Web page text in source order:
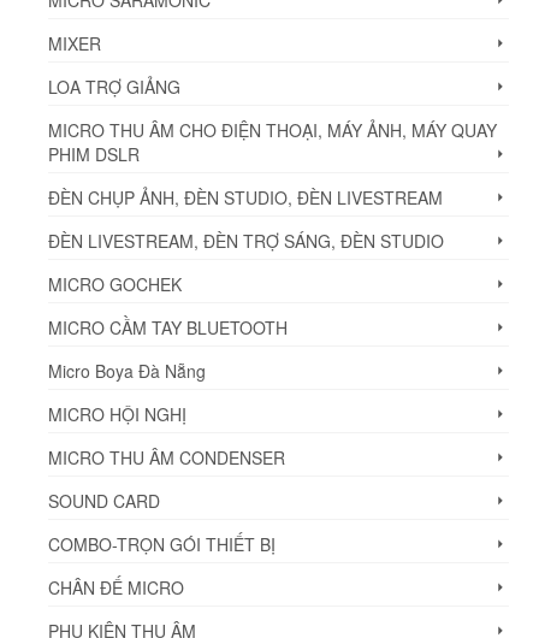
MIXER
LOA TRỢ GIẢNG
MICRO THU ÂM CHO ĐIỆN THOẠI, MÁY ẢNH, MÁY QUAY
PHIM DSLR
ĐÈN CHỤP ẢNH, ĐÈN STUDIO, ĐÈN LIVESTREAM
ĐÈN LIVESTREAM, ĐÈN TRỢ SÁNG, ĐÈN STUDIO
MICRO GOCHEK
MICRO CẦM TAY BLUETOOTH
Micro Boya Đà Nẵng
MICRO HỘI NGHỊ
MICRO THU ÂM CONDENSER
SOUND CARD
COMBO-TRỌN GÓI THIẾT BỊ
CHÂN ĐẾ MICRO
PHỤ KIỆN THU ÂM